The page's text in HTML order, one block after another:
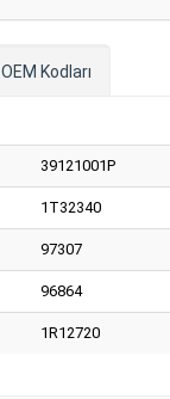
OEM Kodları
39121001P
1T32340
97307
96864
1R12720